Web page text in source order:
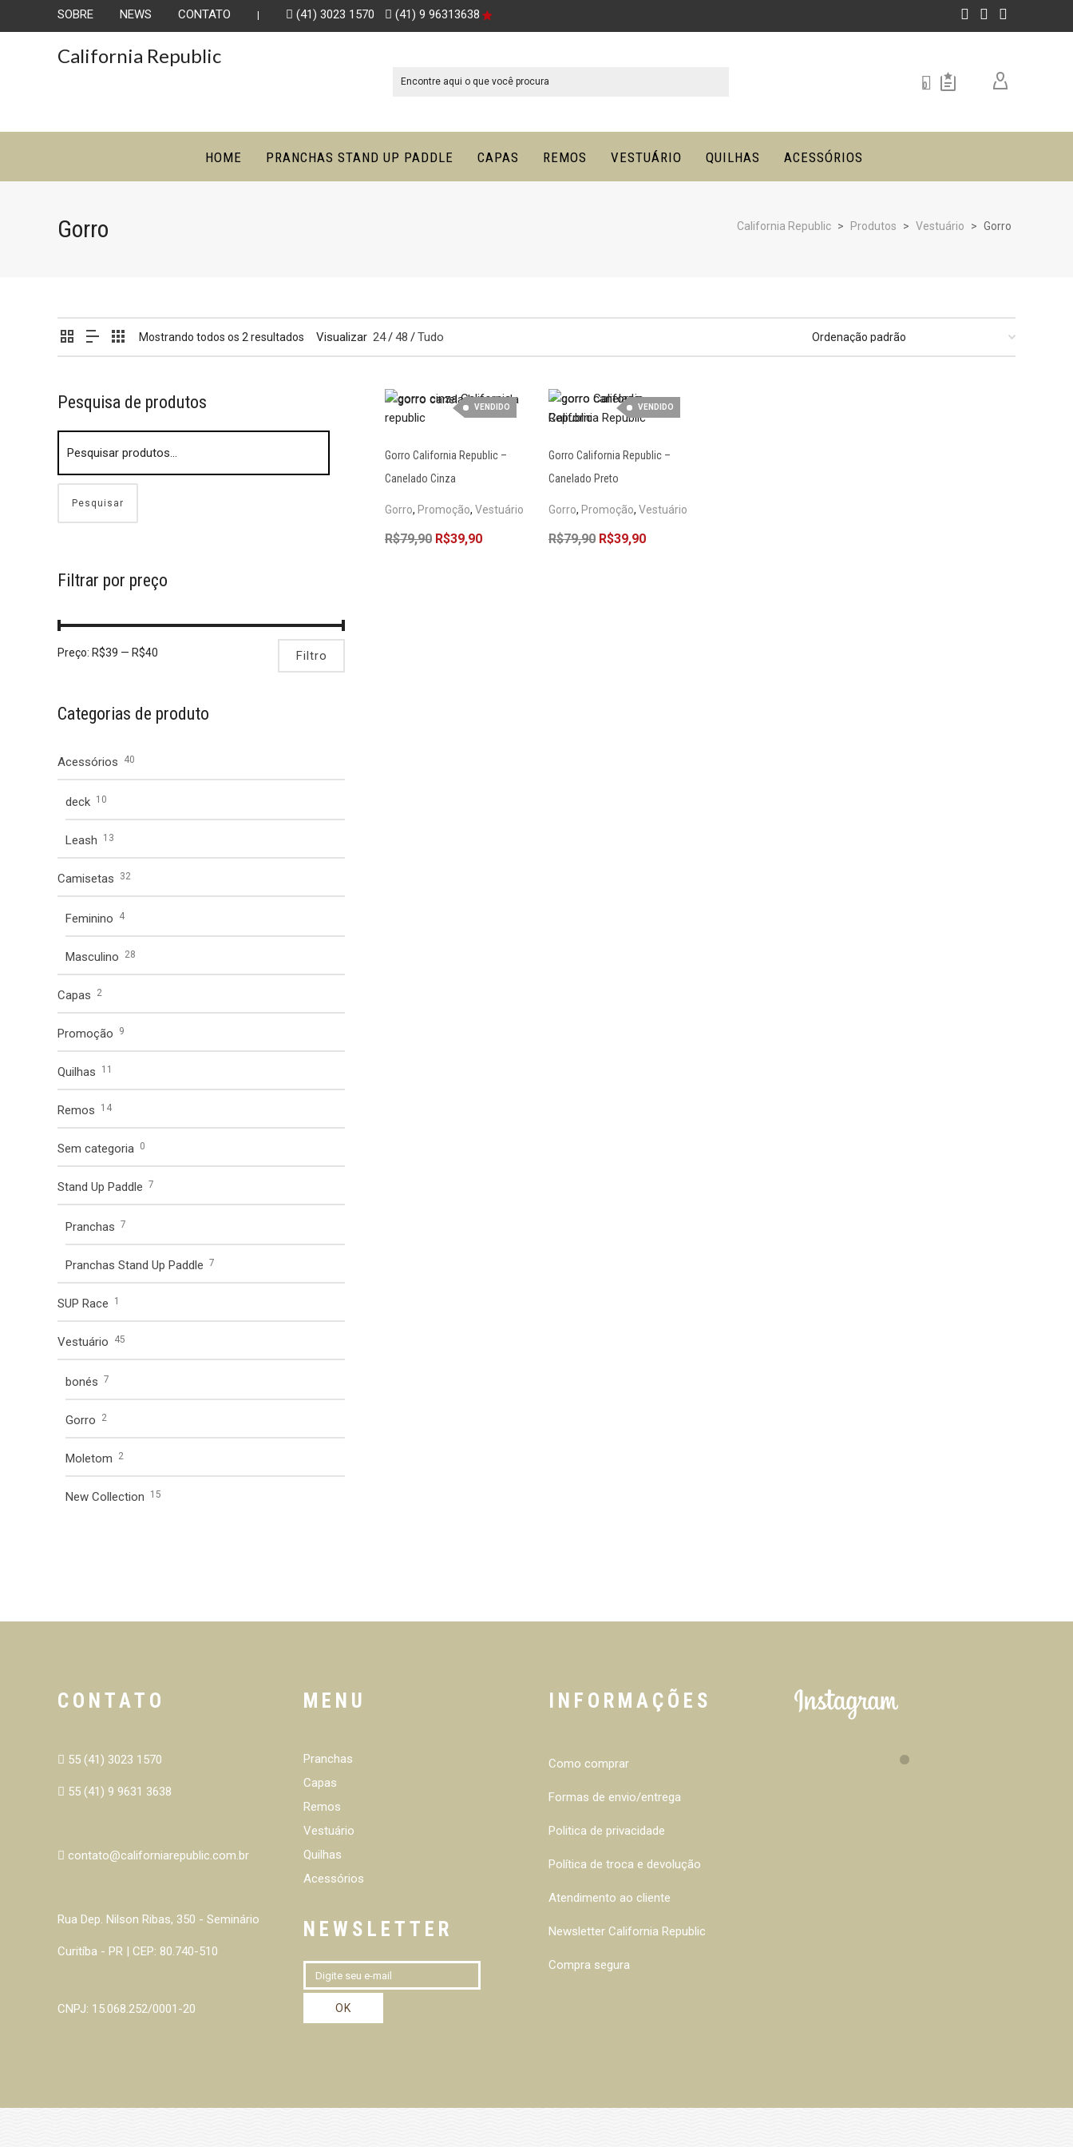
SOBRE NEWS CONTATO (41) 3023 1570 (41) 9 96313638
California Republic
Search
for:
0
HOME PRANCHAS STAND UP PADDLE CAPAS REMOS VESTUÁRIO QUILHAS ACESSÓRIOS
Gorro California Republic > Produtos > Vestuário > Gorro
Mostrando todos os 2 resultados Visualizar 24/48 /Tudo
VENDIDO
Gorro California Republic –
Canelado Cinza
Gorro, Promoção, Vestuário
R$79,90 R$39,90
VENDIDO
Gorro California Republic –
Canelado Preto
Gorro, Promoção, Vestuário
R$79,90 R$39,90
Pesquisa de produtos
Pesquisar
Filtrar por preço
Filtro
Preço: R$39 — R$40
Categorias de produto
Acessórios 40
deck 10
Leash 13
Camisetas 32
Feminino 4
Masculino 28
Capas 2
Promoção 9
Quilhas 11
Remos 14
Sem categoria 0
Stand Up Paddle 7
Pranchas 7
Pranchas Stand Up Paddle 7
SUP Race 1
Vestuário 45
bonés 7
Gorro 2
Moletom 2
New Collection 15
CONTATO
55 (41) 3023 1570
55 (41) 9 9631 3638
contato@californiarepublic.com.br
Rua Dep. Nilson Ribas, 350 - Seminário
Curitíba - PR | CEP: 80.740-510
CNPJ: 15.068.252/0001-20
MENU
Pranchas
Capas
Remos
Vestuário
Quilhas
Acessórios
NEWSLETTER
INFORMAÇÕES
Como comprar
Formas de envio/entrega
Politica de privacidade
Política de troca e devolução
Atendimento ao cliente
Newsletter California Republic
Compra segura